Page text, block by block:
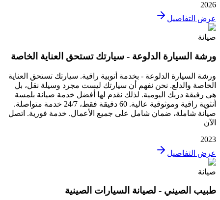
2026
عرض التفاصيل
صيانة
ورشة السيارة الدلوعة - سيارتك تستحق العناية الخاصة
ورشة السيارة الدلوعة - بخدمة أتوبية راقية. سيارتك تستحق العناية
الخاصة والدلع. نحن نفهم أن سيارتك ليست مجرد وسيلة نقل، بل
هي رفيقة دربك اليومية. لذلك نقدم لها أفضل خدمة صيانة بلمسة
أنثوية راقية وموثوقية عالية. 60 دقيقة فقط، 24/7 خدمة متواصلة.
صيانة شاملة، ضمان شامل على جميع الأعمال. خدمة فورية. اتصل
الآن
2023
عرض التفاصيل
صيانة
طبيب الصيني - لصيانة السيارات الصينية